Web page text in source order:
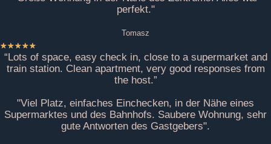
perfekt."
Tomasz
★★★★★
“Lots of space, easy check in, close to a supermarket and
train station. Clean apartment, very good responses from
the host.”
"Viel Platz, einfaches Einchecken, in der Nähe eines
Supermarktes und des Bahnhofs. Saubere Wohnung, sehr
gute Antworten des Gastgebers".